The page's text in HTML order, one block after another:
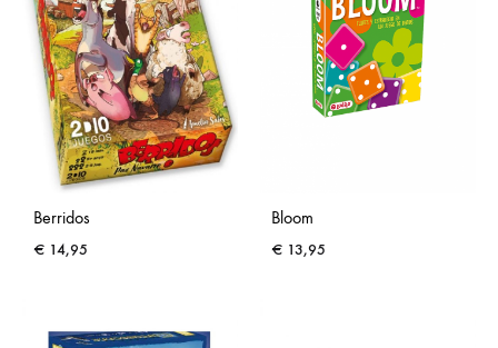
Berridos
€ 14,95
Bloom
€ 13,95